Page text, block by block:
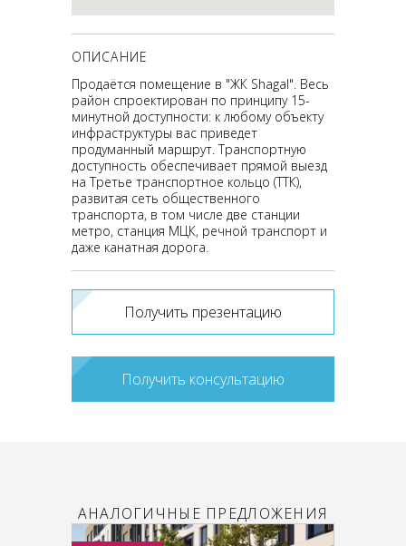
ОПИСАНИЕ
Продаётся помещение в "ЖК Shagal". Весь
район спроектирован по принципу 15-
минутной доступности: к любому объекту
инфраструктуры вас приведет
продуманный маршрут. Транспортную
доступность обеспечивает прямой выезд
на Третье транспортное кольцо (ТТК),
развитая сеть общественного
транспорта, в том числе две станции
метро, станция МЦК, речной транспорт и
даже канатная дорога.
Получить презентацию
Получить консультацию
АНАЛОГИЧНЫЕ ПРЕДЛОЖЕНИЯ